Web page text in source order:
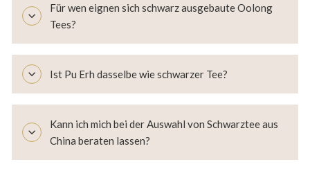
Für wen eignen sich schwarz ausgebaute Oolong
Tees?
Ist Pu Erh dasselbe wie schwarzer Tee?
Kann ich mich bei der Auswahl von Schwarztee aus
China beraten lassen?